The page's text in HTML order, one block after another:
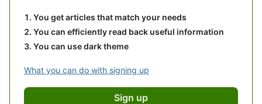
You get articles that match your needs
You can efficiently read back useful information
You can use dark theme
What you can do with signing up
Sign up